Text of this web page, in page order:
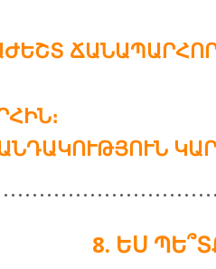
ԵՍ